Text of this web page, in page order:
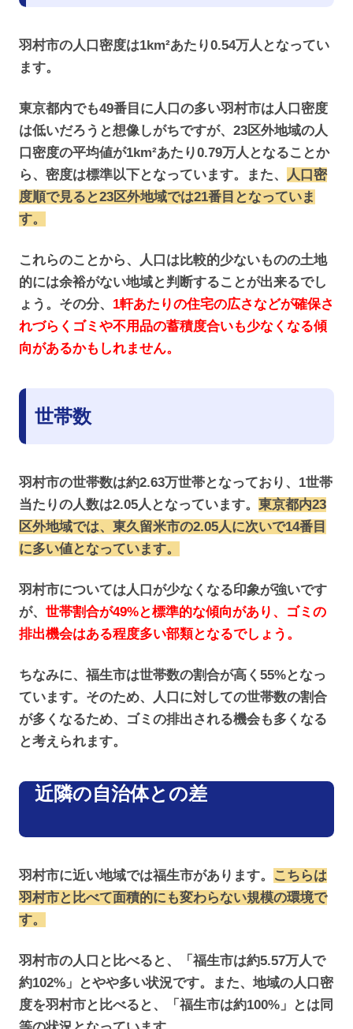
羽村市の人口密度は1km²あたり0.54万人となってい
ます。
東京都内でも49番目に人口の多い羽村市は人口密度
は低いだろうと想像しがちですが、23区外地域の人
口密度の平均値が1km²あたり0.79万人となることか
ら、密度は標準以下となっています。また、
人口密
度順で見ると23区外地域では21番目となっていま
す。
これらのことから、人口は比較的少ないものの土地
的には余裕がない地域と判断することが出来るでし
ょう。その分、 1軒あたりの住宅の広さなどが確保さ
れづらくゴミや不用品の蓄積度合いも少なくなる傾
向があるかもしれません。
世帯数
羽村市の世帯数は約2.63万世帯となっており、1世帯
当たりの人数は2.05人となっています。 東京都内23
区外地域では、東久留米市の2.05人に次いで14番目
に多い値となっています。
羽村市については人口が少なくなる印象が強いです
が、 世帯割合が49%と標準的な傾向があり、ゴミの
排出機会はある程度多い部類となるでしょう。
ちなみに、福生市は世帯数の割合が高く55%となっ
ています。そのため、人口に対しての世帯数の割合
が多くなるため、ゴミの排出される機会も多くなる
と考えられます。
近隣の自治体との差
羽村市に近い地域では福生市があります。
こちらは
羽村市と比べて面積的にも変わらない規模の環境で
す。
羽村市の人口と比べると、「福生市は約5.57万人で
約102%」とやや多い状況です。また、地域の人口密
度を羽村市と比べると、「福生市は約100%」とは同